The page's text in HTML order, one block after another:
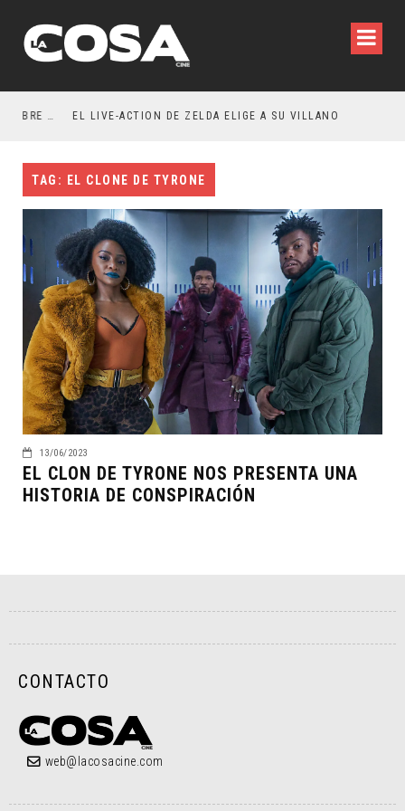
RESEÑA LA INVITACIÓN: OLIVIA WILDE REFLEXIONA SOBRE LA VIDA CONYUGAL EL LIVE-ACTION DE ZELDA ELIGE A SU VILLANO
TAG: EL CLONE DE TYRONE
13/06/2023
EL CLON DE TYRONE NOS PRESENTA UNA
HISTORIA DE CONSPIRACIÓN
CONTACTO
web@lacosacine.com